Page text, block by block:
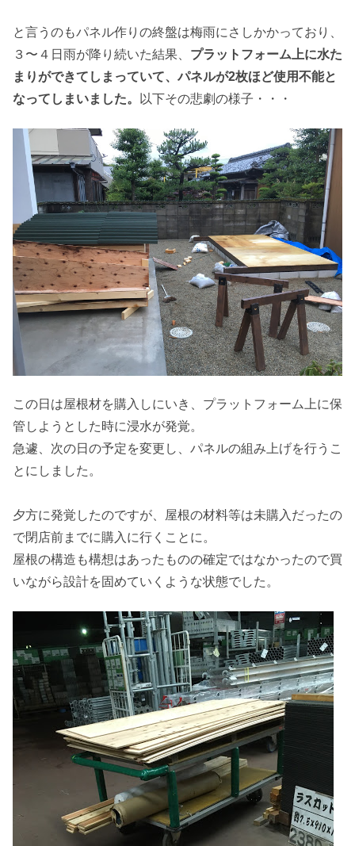
と言うのもパネル作りの終盤は梅雨にさしかかっており、
３〜４日雨が降り続いた結果、 プラットフォーム上に水た
まりができてしまっていて、パネルが2枚ほど使用不能と
なってしまいました。
以下その悲劇の様子・・・
この日は屋根材を購入しにいき、プラットフォーム上に保
管しようとした時に浸水が発覚。
急遽、次の日の予定を変更し、パネルの組み上げを行うこ
とにしました。
夕方に発覚したのですが、屋根の材料等は未購入だったの
で閉店前までに購入に行くことに。
屋根の構造も構想はあったものの確定ではなかったので買
いながら設計を固めていくような状態でした。